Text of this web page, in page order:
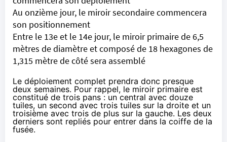
Au onzième jour, le miroir secondaire commencera
son positionnement
Entre le 13e et le 14e jour, le miroir primaire de 6,5
mètres de diamètre et composé de 18 hexagones de
1,315 mètre de côté sera assemblé
Le déploiement complet prendra donc presque
deux semaines. Pour rappel, le miroir primaire est
constitué de trois pans : un central avec douze
tuiles, un second avec trois tuiles sur la droite et un
troisième avec trois de plus sur la gauche. Les deux
derniers sont repliés pour entrer dans la coiffe de la
fusée.